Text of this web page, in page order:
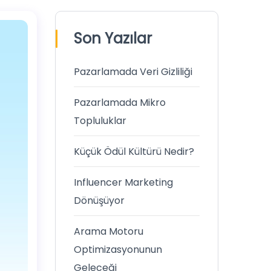
Son Yazılar
Pazarlamada Veri Gizliliği
Pazarlamada Mikro
Topluluklar
Küçük Ödül Kültürü Nedir?
Influencer Marketing
Dönüşüyor
Arama Motoru
Optimizasyonunun
Geleceği